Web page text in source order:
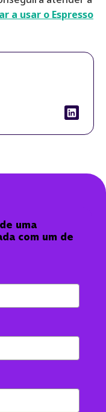
a usar o Espresso
uma
com um de